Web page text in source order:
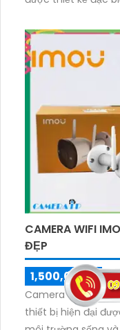
truyền tải hình ảnh
chuyển động giúp
nhập, đảm bảo an
kết nối eSATA,
người dùng.
CAMERA WIFI
ĐẸP
1,500,000 ₫
Camera quan sát
thiết bị hiện đại